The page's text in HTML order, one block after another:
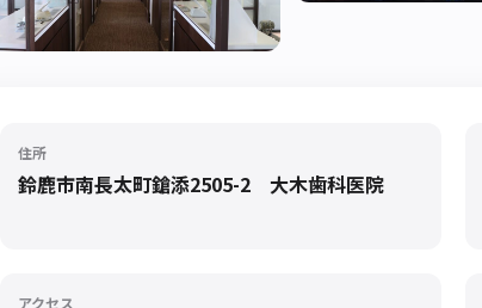
住所
鈴鹿市南長太町鎗添2505-2 大木歯科医院
アクセス